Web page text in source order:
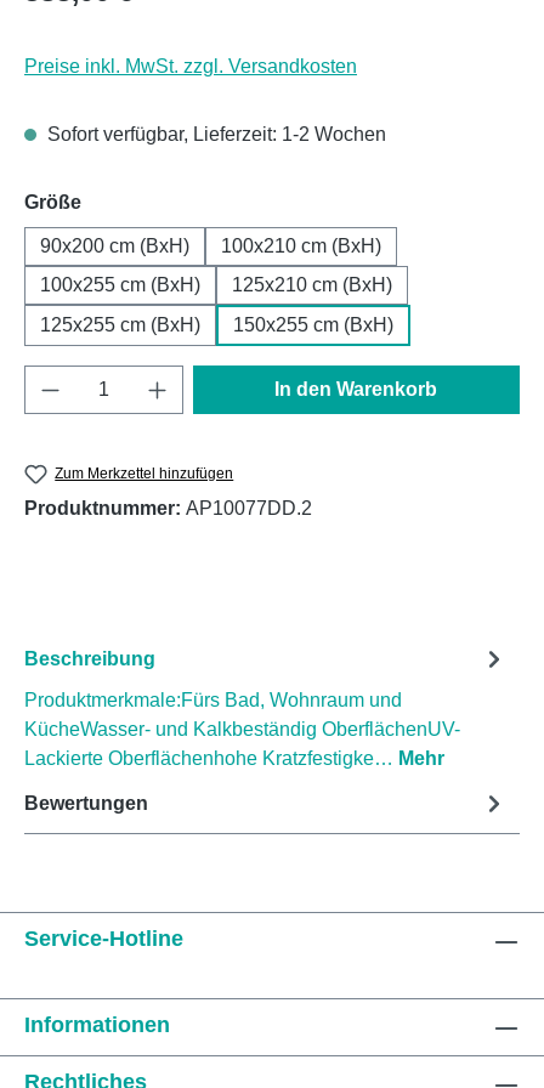
Preise inkl. MwSt. zzgl. Versandkosten
Sofort verfügbar, Lieferzeit: 1-2 Wochen
Größeauswählen
90x200 cm (BxH)
100x210 cm (BxH)
100x255 cm (BxH)
125x210 cm (BxH)
125x255 cm (BxH)
150x255 cm (BxH)
Produkt Anzahl: Gib den gewünschten
In den Warenkorb
Zum Merkzettel hinzufügen
Produktnummer: AP10077DD.2
Beschreibung
Produktmerkmale:Fürs Bad, Wohnraum und
KücheWasser- und Kalkbeständig OberflächenUV-
Lackierte Oberflächenhohe Kratzfestigke… Mehr
Bewertungen
Service-Hotline
Informationen
Rechtliches